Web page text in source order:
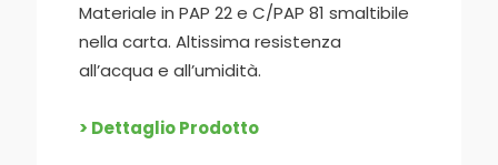
Materiale in PAP 22 e C/PAP 81 smaltibile
nella carta. Altissima resistenza
all’acqua e all’umidità.
> Dettaglio Prodotto